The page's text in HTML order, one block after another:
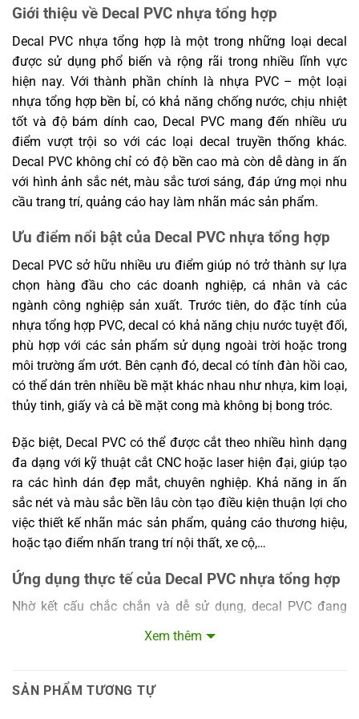
Giới thiệu về Decal PVC nhựa tổng hợp
Decal PVC nhựa tổng hợp là một trong những loại decal
được sử dụng phổ biến và rộng rãi trong nhiều lĩnh vực
hiện nay. Với thành phần chính là nhựa PVC – một loại
nhựa tổng hợp bền bỉ, có khả năng chống nước, chịu nhiệt
tốt và độ bám dính cao, Decal PVC mang đến nhiều ưu
điểm vượt trội so với các loại decal truyền thống khác.
Decal PVC không chỉ có độ bền cao mà còn dễ dàng in ấn
với hình ảnh sắc nét, màu sắc tươi sáng, đáp ứng mọi nhu
cầu trang trí, quảng cáo hay làm nhãn mác sản phẩm.
Ưu điểm nổi bật của Decal PVC nhựa tổng hợp
Decal PVC sở hữu nhiều ưu điểm giúp nó trở thành sự lựa
chọn hàng đầu cho các doanh nghiệp, cá nhân và các
ngành công nghiệp sản xuất. Trước tiên, do đặc tính của
nhựa tổng hợp PVC, decal có khả năng chịu nước tuyệt đối,
phù hợp với các sản phẩm sử dụng ngoài trời hoặc trong
môi trường ẩm ướt. Bên cạnh đó, decal có tính đàn hồi cao,
có thể dán trên nhiều bề mặt khác nhau như nhựa, kim loại,
thủy tinh, giấy và cả bề mặt cong mà không bị bong tróc.
Đặc biệt, Decal PVC có thể được cắt theo nhiều hình dạng
đa dạng với kỹ thuật cắt CNC hoặc laser hiện đại, giúp tạo
ra các hình dán đẹp mắt, chuyên nghiệp. Khả năng in ấn
sắc nét và màu sắc bền lâu còn tạo điều kiện thuận lợi cho
việc thiết kế nhãn mác sản phẩm, quảng cáo thương hiệu,
hoặc tạo điểm nhấn trang trí nội thất, xe cộ,…
Ứng dụng thực tế của Decal PVC nhựa tổng hợp
Nhờ kết cấu chắc chắn và dễ sử dụng, decal PVC đang
được ứng dụng rộng rãi trong nhiều lĩnh vực:
để dán trên bảng hiệu, poster quảng cáo, hoặc các vật
Xem thêm
SẢN PHẨM TƯƠNG TỰ